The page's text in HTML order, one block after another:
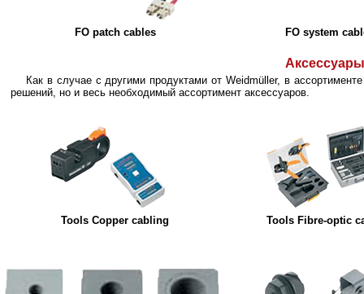
FO patch cables FO system
Аксессуары
Как в случае с другими продуктами от Weidmüller, в
решений, но и весь необходимый ассортимент аксессуаров.
Tools Copper cabling Tools Fibre-optic